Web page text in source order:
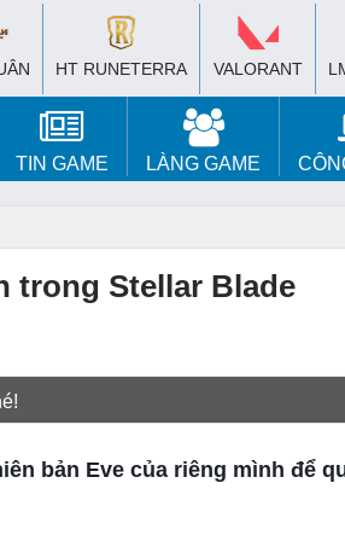
HT RUNETERRA VALORANT
TIN GAME LÀNG GAME
trong Stellar Blade
bản Eve của riêng mình để